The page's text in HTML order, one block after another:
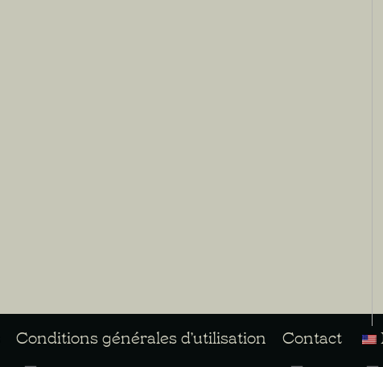
Conditions générales d’utilisation Contact